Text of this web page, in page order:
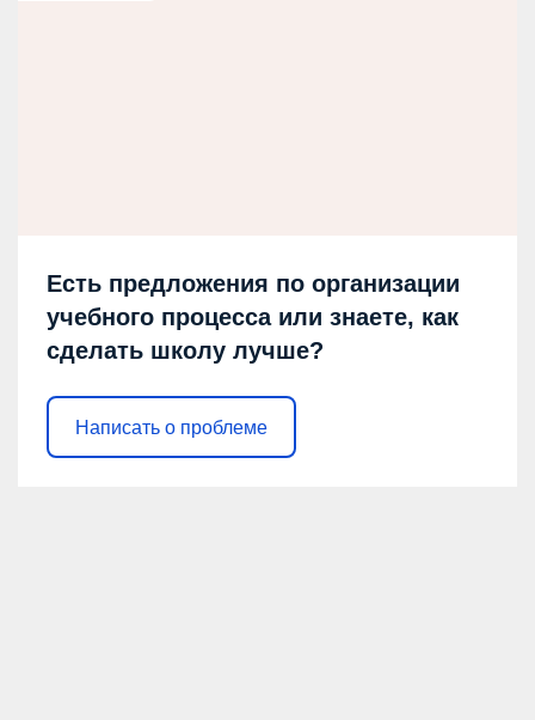
Есть предложения по организации
учебного процесса или знаете, как
сделать школу лучше?
Написать о проблеме